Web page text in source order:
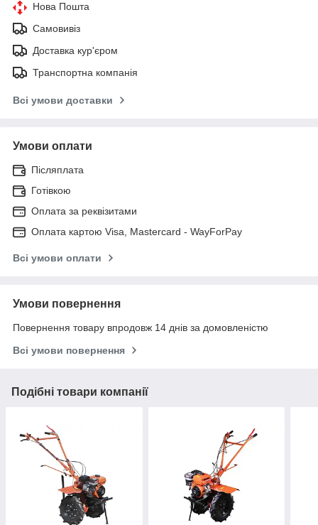
Нова Пошта
Самовивіз
Доставка кур'єром
Транспортна компанія
Всі умови доставки
Умови оплати
Післяплата
Готівкою
Оплата за реквізитами
Оплата картою Visa, Mastercard - WayForPay
Всі умови оплати
Умови повернення
Повернення товару впродовж 14 днів за домовленістю
Всі умови повернення
Подібні товари компанії